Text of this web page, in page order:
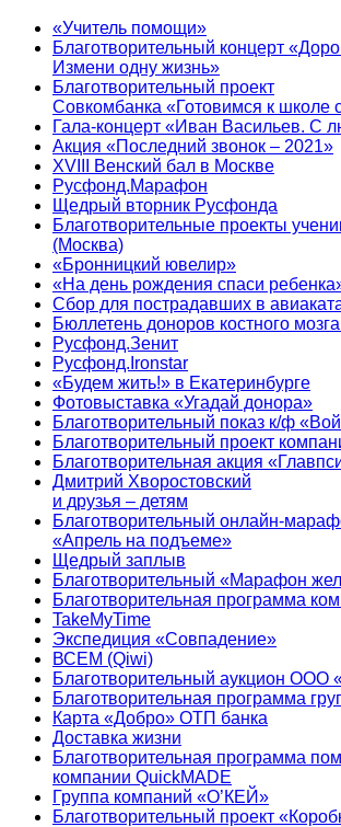
«Учитель помощи»
Благотворительный концерт
Измени одну жизнь»
Благотворительный проект
Совкомбанка «Готовимся к школе
Гала-концерт «Иван Васильев. С
Акция «Последний звонок – 2021»
XVIII Венский бал в Москве
Русфонд.Марафон
Щедрый вторник Русфонда
Благотворительные проекты
(Москва)
«Бронницкий ювелир»
«На день рождения спаси
Сбор для пострадавших в
Бюллетень доноров костного
Русфонд.Зенит
Русфонд.Ironstar
«Будем жить!» в Екатеринбурге
Фотовыставка «Угадай донора»
Благотворительный показ к/ф
Благотворительный проект
Благотворительная акция
Дмитрий Хворостовский
и друзья – детям
Благотворительный
«Апрель на подъеме»
Щедрый заплыв
Благотворительный «Марафон
Благотворительная программа
TakeMyTime
Экспедиция «Совпадение»
ВСЕМ (Qiwi)
Благотворительный аукцион ООО
Благотворительная программа
Карта «Добро» ОТП банка
Доставка жизни
Благотворительная программа
компании QuickMADE
Группа компаний «О’КЕЙ»
Благотворительный проект